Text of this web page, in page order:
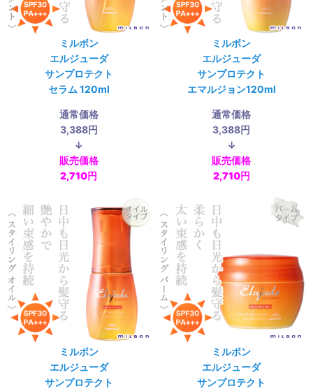
ミルボン
エルジューダ
サンプロテクト
セラム 120ml
通常価格
3,388円
↓
販売価格
2,710円
ミルボン
エルジューダ
サンプロテクト
エマルジョン120ml
通常価格
3,388円
↓
販売価格
2,710円
ミルボン
エルジューダ
サンプロテクト
ミルボン
エルジューダ
サンプロテクト